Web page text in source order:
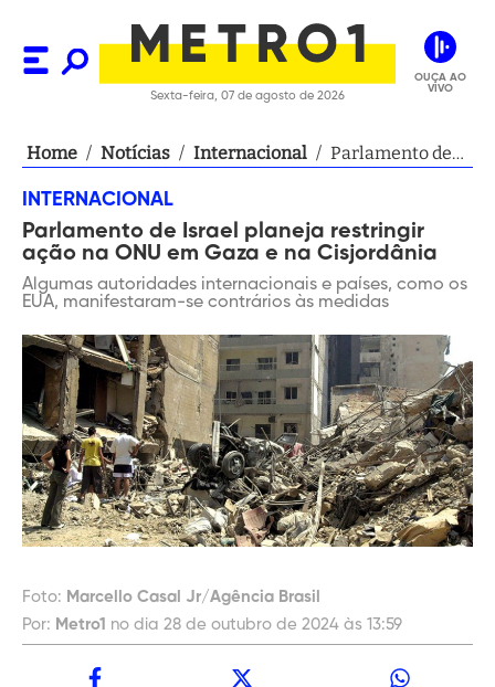
Sexta-feira, 07 de agosto de 2026
OUÇA AO
VIVO
Home / Notícias / Internacional / Parlamento de
na ONU em
Gaza e na
Cisjordânia
INTERNACIONAL
Parlamento de Israel planeja restringir
ação na ONU em Gaza e na Cisjordânia
Algumas autoridades internacionais e países, como os
EUA, manifestaram-se contrários às medidas
Foto: Marcello Casal Jr/Agência Brasil
Por: Metro1 no dia 28 de outubro de 2024 às 13:59